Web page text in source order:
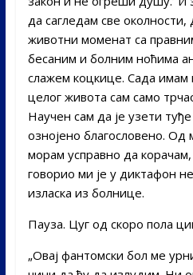
да сагледам све околности,
животни моменат са
бесаним и болним ноћима
слажем коцкице. Сада имам
целог живота сам само
Научен сам да је узети
ознојено благословено. Од
морам усправно да
говорио ми је у диктафон
изласка из болнице.
Пауза. Цуг од скоро пола
„Овај фантомски бол ме